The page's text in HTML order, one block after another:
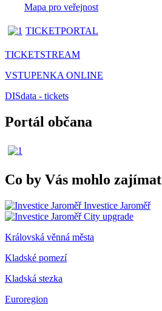
Mapa pro veřejnost
TICKETPORTAL
TICKETSTREAM
VSTUPENKA ONLINE
DISdata - tickets
Portál občana
Co by Vás mohlo zajímat
Investice Jaroměř
City upgrade
Královská věnná města
Kladské pomezí
Kladská stezka
Euroregion